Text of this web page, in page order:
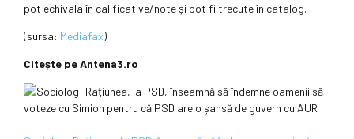
pot echivala în calificative/note și pot fi trecute în catalog.
(sursa: Mediafax)
Citește pe Antena3.ro